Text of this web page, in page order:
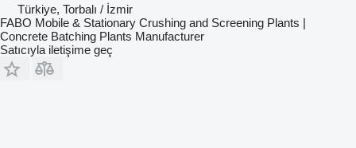
Türkiye, Torbalı / İzmir
FABO Mobile & Stationary Crushing and Screening Plants |
Concrete Batching Plants Manufacturer
Satıcıyla iletişime geç